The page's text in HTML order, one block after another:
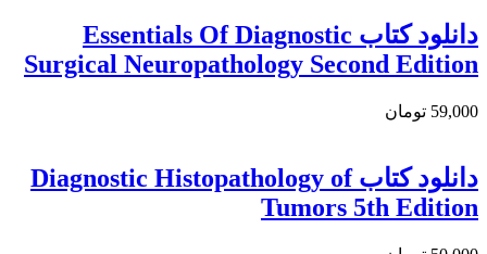
دانلود كتاب Essentials Of Diagnostic
Surgical Neuropathology Second Edition
59,000 تومان
دانلود کتاب Diagnostic Histopathology of
Tumors 5th Edition